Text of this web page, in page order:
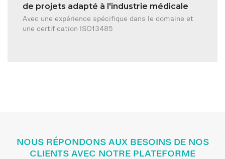
de projets adapté à l'industrie médicale
Avec une expérience spécifique dans le domaine et
une certification ISO13485
NOUS RÉPONDONS AUX BESOINS DE NOS
CLIENTS AVEC NOTRE PLATEFORME